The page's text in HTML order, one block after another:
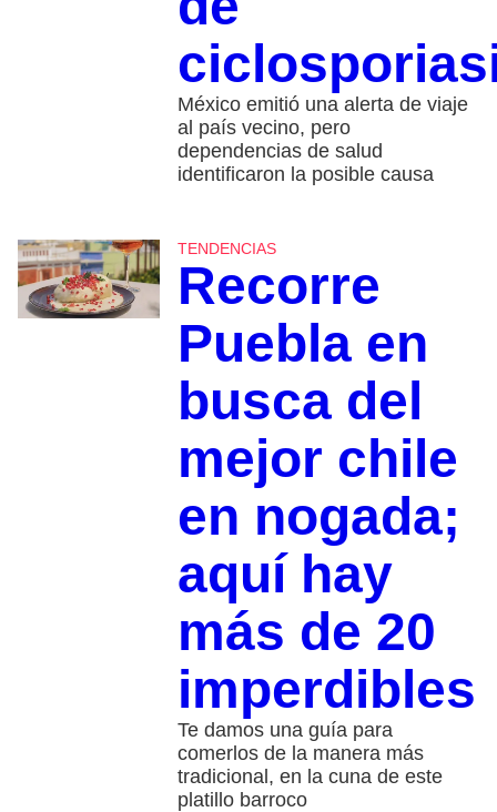
México emitió una alerta de viaje
al país vecino, pero
dependencias de salud
identificaron la posible causa
TENDENCIAS
Recorre
Puebla en
busca del
mejor chile
en nogada;
aquí hay
más de 20
imperdibles
Te damos una guía para
comerlos de la manera más
tradicional, en la cuna de este
platillo barroco